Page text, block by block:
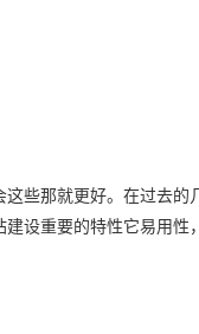
些那就更好。在过去的
设重要的特性它易用性